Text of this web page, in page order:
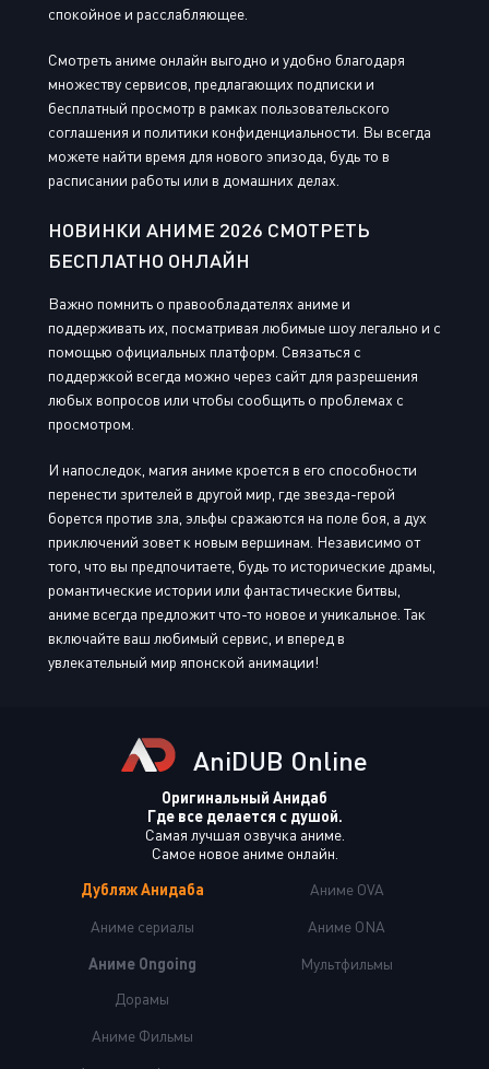
спокойное и расслабляющее.
Смотреть аниме онлайн выгодно и удобно благодаря
множеству сервисов, предлагающих подписки и
бесплатный просмотр в рамках пользовательского
соглашения и политики конфиденциальности. Вы всегда
можете найти время для нового эпизода, будь то в
расписании работы или в домашних делах.
НОВИНКИ АНИМЕ 2026 СМОТРЕТЬ
БЕСПЛАТНО ОНЛАЙН
Важно помнить о правообладателях аниме и
поддерживать их, посматривая любимые шоу легально и с
помощью официальных платформ. Связаться с
поддержкой всегда можно через сайт для разрешения
любых вопросов или чтобы сообщить о проблемах с
просмотром.
И напоследок, магия аниме кроется в его способности
перенести зрителей в другой мир, где звезда-герой
борется против зла, эльфы сражаются на поле боя, а дух
приключений зовет к новым вершинам. Независимо от
того, что вы предпочитаете, будь то исторические драмы,
романтические истории или фантастические битвы,
аниме всегда предложит что-то новое и уникальное. Так
включайте ваш любимый сервис, и вперед в
увлекательный мир японской анимации!
AniDUB Online
Оригинальный Анидаб
Где все делается с душой.
Самая лучшая озвучка аниме.
Самое новое аниме онлайн.
Дубляж Анидаба
Аниме сериалы
Аниме Ongoing
Аниме OVA
Аниме ONA
Мультфильмы
Дорамы
Аниме Фильмы